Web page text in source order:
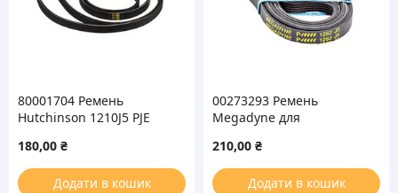
80001704 Ремень
Hutchinson 1210J5 PJE
180,00 ₴
Додати в кошик
00273293 Ремень
Megadyne для
1262J5
210,00 ₴
Додати в кошик